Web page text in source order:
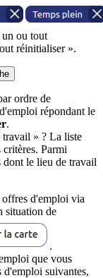
ou tout
réinitialiser ».
ordre de
répondant le
.
travail » ? La liste
Parmi
dont le lieu de travail
offres d'emploi via
situation de
.
que vous
suivantes,